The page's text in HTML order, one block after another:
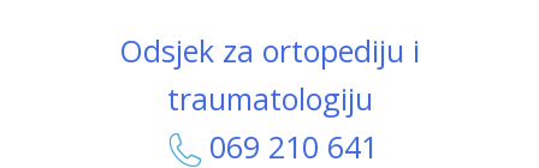
Odsjek za ortopediju i
traumatologiju
069 210 641